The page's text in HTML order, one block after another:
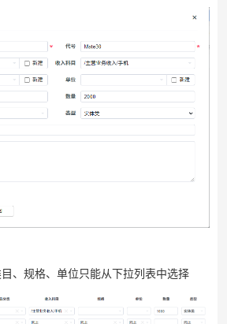
、规格、单位只能从下拉列表中选择